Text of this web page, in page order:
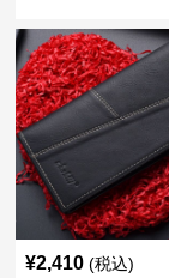
¥2,410 (税込)